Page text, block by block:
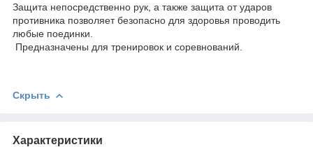
Защита непосредственно рук, а также защита от ударов
противника позволяет безопасно для здоровья проводить
любые поединки.
Предназначены для тренировок и соревнований.
Скрыть
Характеристики